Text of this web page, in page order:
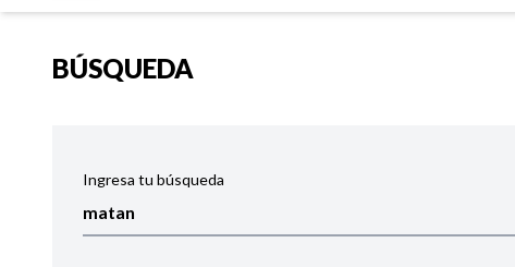
BÚSQUEDA
Ingresa tu búsqueda